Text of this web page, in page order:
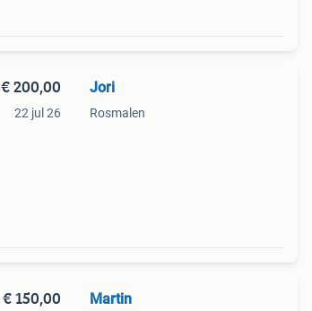
€ 200,00
22 jul 26
Jori
Rosmalen
€ 150,00 Martin